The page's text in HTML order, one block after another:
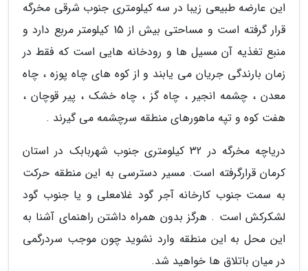
این عارضه طبیعی زیبا در سه کیلومتری جنوب شرقی مخرگه
قرار گرفته است و مساحتی بیش از 15 کیلومتر مربع دارد و
منبع تغذیه آن مسیل ها و رودخانه هایی است که فقط در
زمان بارندگی جریان می یابند و از کوه های چاه پوزه ، چاه
معدن ، چشمه انجیر ، چاه گز ، چاه خشک ، پیر قوچان ،
هفت کوه و تپه ماهورهای منطقه سرچشمه می گیرند .
دریاچه مخرگه در 32 کیلومتری جنوب شهربابک در استان
کرمان قرارگرفته است. مسیر دسترسی به این منطقه حرکت
به سمت جنوب کارخانه آجر گود غلامعلی و یا جنوب گود
لشکرکش است . هرگز بدون همراه داشتن راهنمای آشنا به
این محل به این منطقه وارد نشوید چون موجب سردرگمی
در میان باتلاق ها خواهید شد.